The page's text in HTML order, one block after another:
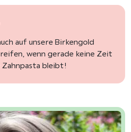
auf unsere Birkengold
wenn gerade keine Zeit
bleibt!